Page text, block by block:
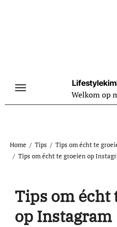
Welkom op
Home Tips
Tips om écht te
Tips om écht te groeien op
Tips om écht
op Instagram